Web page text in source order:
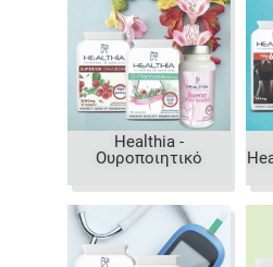
Healthia -
Ουροποιητικό